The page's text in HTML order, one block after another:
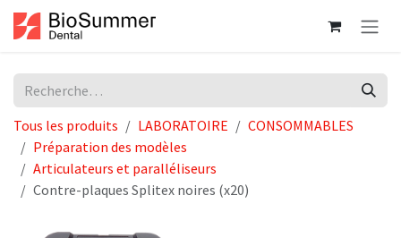
Se rendre au contenu
Tous les produits LABORATOIRE
CONSOMMABLES
Préparation des modèles
Articulateurs et paralléliseurs
Contre-plaques Splitex noires (x20)